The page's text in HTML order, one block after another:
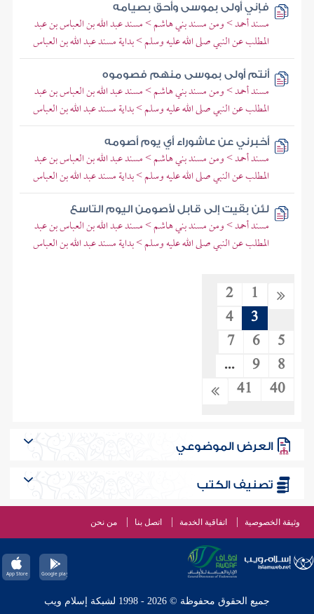
فإني أولى بموسى وأحق بصيامه
مسند أحمد > ومن مسند بني هاشم > مسند عبد الله بن العباس بن عبد
المطلب عن النبي صلى الله عليه وسلم > بداية مسند عبد الله بن العباس
أنتم أولى بموسى منهم فصوموه
مسند أحمد > ومن مسند بني هاشم > مسند عبد الله بن العباس بن عبد
المطلب عن النبي صلى الله عليه وسلم > بداية مسند عبد الله بن العباس
أخبرني عن عاشوراء أي يوم أصومه
مسند أحمد > ومن مسند بني هاشم > مسند عبد الله بن العباس بن عبد
المطلب عن النبي صلى الله عليه وسلم > بداية مسند عبد الله بن العباس
لئن بقيت إلى قابل لأصومن اليوم التاسع
مسند أحمد > ومن مسند بني هاشم > مسند عبد الله بن العباس بن عبد
المطلب عن النبي صلى الله عليه وسلم > بداية مسند عبد الله بن العباس
1
2
3
4
5
6
7
8
9
...
40
41
العرض الموضوعي
تصنيف الكتب
وثيقة الخصوصية اتفاقية الخدمة اتصل بنا من نحن
جميع الحقوق محفوظة © 2026 - 1998 لشبكة إسلام ويب